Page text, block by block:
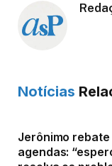
Notícias
Jerônimo
agendas: